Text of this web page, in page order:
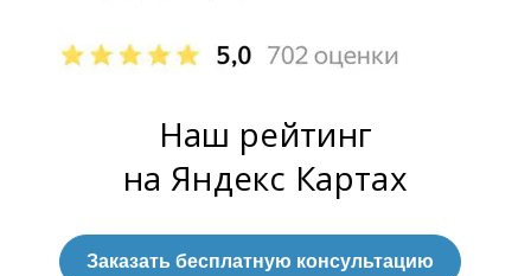
Наш рейтинг
на Яндекс Картах
Заказать бесплатную консультацию